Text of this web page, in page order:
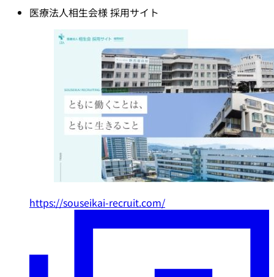
医療法人相生会様 採用サイト
https://souseikai-recruit.com/